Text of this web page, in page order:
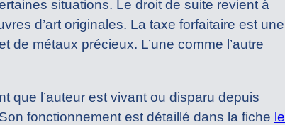
situations. Le droit de suite revient à
d’art originales. La taxe forfaitaire est une
de métaux précieux. L’une comme l’autre
que l’auteur est vivant ou disparu depuis
fonctionnement est détaillé dans la fiche le